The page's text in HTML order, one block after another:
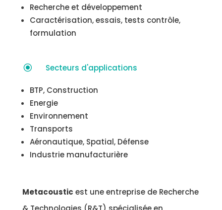
Recherche et développement
Caractérisation, essais, tests contrôle,
formulation
\ Secteurs d'applications
BTP, Construction
Energie
Environnement
Transports
Aéronautique, Spatial, Défense
Industrie manufacturière
Metacoustic est une entreprise de Recherche